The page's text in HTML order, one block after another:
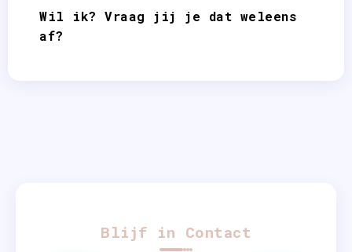
Wil ik? Vraag jij je dat weleens
af?
Blijf in Contact